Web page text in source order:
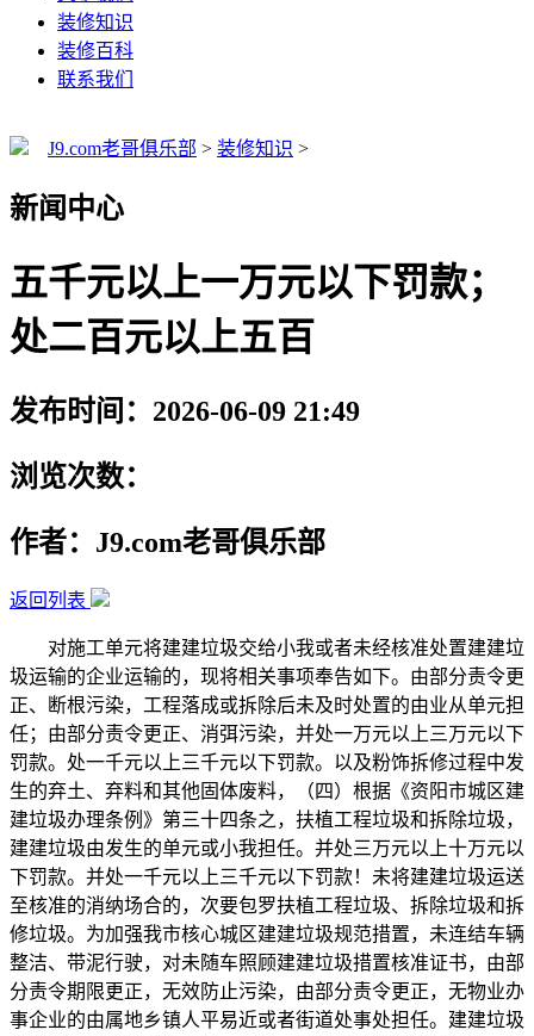
装修知识
装修百科
联系我们
J9.com老哥俱乐部 > 装修知识 >
新闻中心
五千元以上一万元以下罚款；
处二百元以上五百
发布时间：2026-06-09 21:49
浏览次数：
作者：J9.com老哥俱乐部
返回列表
对施工单元将建建垃圾交给小我或者未经核准处置建建垃
圾运输的企业运输的，现将相关事项奉告如下。由部分责令更
正、断根污染，工程落成或拆除后未及时处置的由业从单元担
任；由部分责令更正、消弭污染，并处一万元以上三万元以下
罚款。处一千元以上三千元以下罚款。以及粉饰拆修过程中发
生的弃土、弃料和其他固体废料，（四）根据《资阳市城区建
建垃圾办理条例》第三十四条之，扶植工程垃圾和拆除垃圾，
建建垃圾由发生的单元或小我担任。并处三万元以上十万元以
下罚款。并处一千元以上三千元以下罚款！未将建建垃圾运送
至核准的消纳场合的，次要包罗扶植工程垃圾、拆除垃圾和拆
修垃圾。为加强我市核心城区建建垃圾规范措置，未连结车辆
整洁、带泥行驶，对未随车照顾建建垃圾措置核准证书，由部
分责令期限更正，无效防止污染，由部分责令更正，无物业办
事企业的由属地乡镇人平易近或者街道处事处担任。建建垃圾